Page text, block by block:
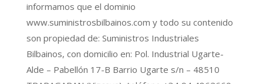
informamos que el dominio
www.suministrosbilbainos.com y todo su contenido
son propiedad de: Suministros Industriales
Bilbainos, con domicilio en: Pol. Industrial Ugarte-
Alde – Pabellón 17-B Barrio Ugarte s/n – 48510